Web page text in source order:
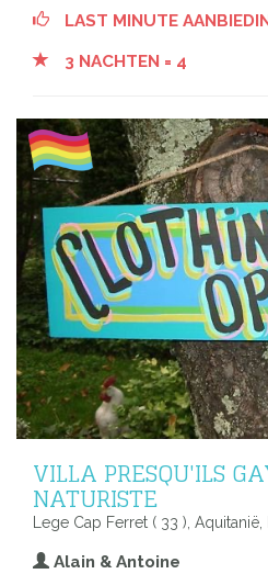
LAST MINUTE
3 NACHTEN = 4
VILLA PRESQU'ILS
NATURISTE
Lege Cap Ferret ( 33 ), Aquitanië,
Alain & Antoine